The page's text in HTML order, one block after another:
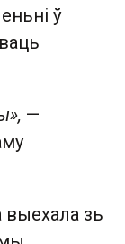
ў
—
выехала зь